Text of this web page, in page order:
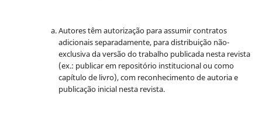
Autores têm autorização para assumir contratos
adicionais separadamente, para distribuição não-
exclusiva da versão do trabalho publicada nesta revista
(ex.: publicar em repositório institucional ou como
capítulo de livro), com reconhecimento de autoria e
publicação inicial nesta revista.